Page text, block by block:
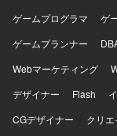
ゲームプログラマ
ゲ
ゲームプランナー
Webマーケティング
デザイナー
Flash
CGデザイナー
クリ